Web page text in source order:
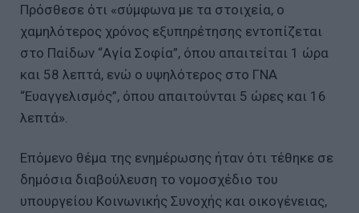
Πρόσθεσε ότι «σύμφωνα με τα στοιχεία, ο
χαμηλότερος χρόνος εξυπηρέτησης εντοπίζεται
στο Παίδων “Αγία Σοφία”, όπου απαιτείται 1 ώρα
και 58 λεπτά, ενώ ο υψηλότερος στο ΓΝΑ
“Ευαγγελισμός”, όπου απαιτούνται 5 ώρες και 16
λεπτά».
Επόμενο θέμα της ενημέρωσης ήταν ότι τέθηκε σε
δημόσια διαβούλευση το νομοσχέδιο του
υπουργείου Κοινωνικής Συνοχής και οικογένειας,